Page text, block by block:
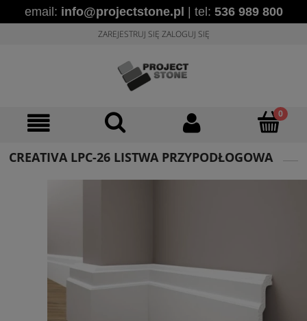
email: info@projectstone.pl | tel: 536 989 800
ZAREJESTRUJ SIĘ ZALOGUJ SIĘ
CREATIVA LPC-26 LISTWA PRZYPODŁOGOWA